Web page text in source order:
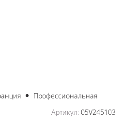
Профессиональная
Артикул:05V245103